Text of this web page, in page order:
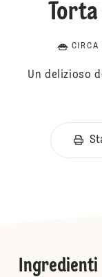
Torta
CIRCA
Un delizioso
Ingredienti